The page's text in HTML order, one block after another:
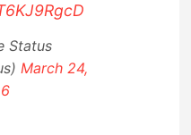
Status
March 24,